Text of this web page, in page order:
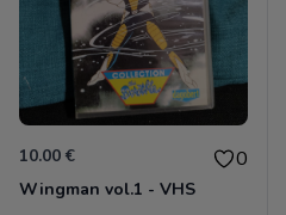
10.00 € 0
Wingman vol.1 - VHS